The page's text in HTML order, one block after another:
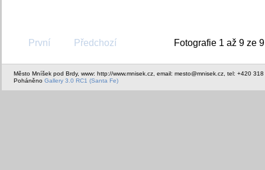
První Předchozí Fotografie 1 až 9 ze 9
Město Mníšek pod Brdy, www: http://www.mnisek.cz, email: mesto@mnisek.cz, tel: +420
Poháněno Gallery 3.0 RC1 (Santa Fe)